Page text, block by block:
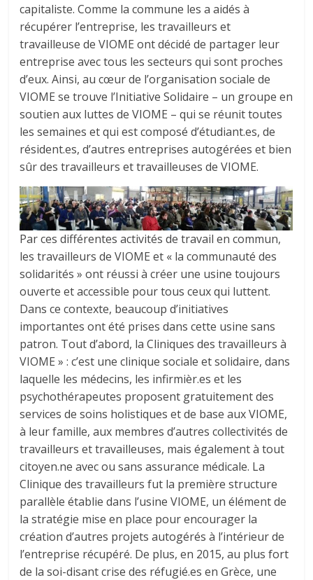
capitaliste. Comme la commune les a aidés à
récupérer l’entreprise, les travailleurs et
travailleuse de VIOME ont décidé de partager leur
entreprise avec tous les secteurs qui sont proches
d’eux. Ainsi, au cœur de l’organisation sociale de
VIOME se trouve l’Initiative Solidaire – un groupe en
soutien aux luttes de VIOME – qui se réunit toutes
les semaines et qui est composé d’étudiant.es, de
résident.es, d’autres entreprises autogérées et bien
sûr des travailleurs et travailleuses de VIOME.
Par ces différentes activités de travail en commun,
les travailleurs de VIOME et « la communauté des
solidarités » ont réussi à créer une usine toujours
ouverte et accessible pour tous ceux qui luttent.
Dans ce contexte, beaucoup d’initiatives
importantes ont été prises dans cette usine sans
patron. Tout d’abord, la Cliniques des travailleurs à
VIOME » : c’est une clinique sociale et solidaire, dans
laquelle les médecins, les infirmièr.es et les
psychothérapeutes proposent gratuitement des
services de soins holistiques et de base aux VIOME,
à leur famille, aux membres d’autres collectivités de
travailleurs et travailleuses, mais également à tout
citoyen.ne avec ou sans assurance médicale. La
Clinique des travailleurs fut la première structure
parallèle établie dans l’usine VIOME, un élément de
la stratégie mise en place pour encourager la
création d’autres projets autogérés à l’intérieur de
l’entreprise récupéré. De plus, en 2015, au plus fort
de la soi-disant crise des réfugié.es en Grèce, une